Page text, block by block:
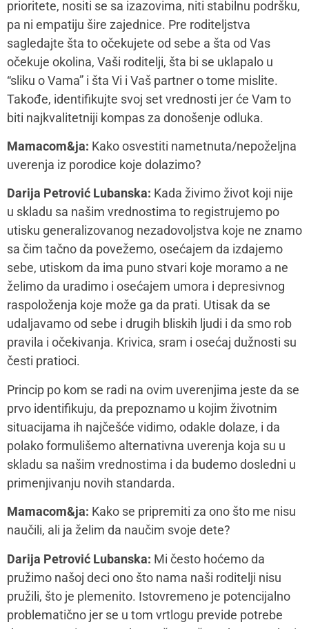
udaljavamo od sebe i drugih bliskih ljudi i da smo rob
pravila i očekivanja. Krivica, sram i osećaj dužnosti su
česti pratioci.
Princip po kom se radi na ovim uverenjima jeste da se
prvo identifikuju, da prepoznamo u kojim životnim
situacijama ih najčešće vidimo, odakle dolaze, i da
skladu sa našim vrednostima i da budemo dosledni u
primenjivanju novih standarda.
Mamacom&ja: Kako se pripremiti za ono što me nisu
naučili, ali ja želim da naučim svoje dete?
Darija Petrović Lubanska: Mi često hoćemo da
pružimo našoj deci ono što nama naši roditelji nisu
pružili, što je plemenito. Istovremeno je potencijalno
problematično jer se u tom vrtlogu previde potrebe
deteta. Krenite prvo od toga šta Vašem detetu treba i
kako Vi to najbolje možete da mu date (na primer, da li
Vi želite da Vam dete svira klavir jer Vi kao mali niste
Ako prepoznate da su detetu potrebne veštine koje Vi
nemate (recimo emocionalna regulacija, postavljanje
granica) imamo dva potencijalna puta. Vi možete da
osigurate da sami naučite te veštine (kroz kurseve,
psihoterapiju, rad na sebi, menjanjem svojih brazaca),
budete izbor novog znanja. Drugi put jeste da
ponudite detetu druge izvore znanja poput radionica,
stručnjaka za rad sa decom, edukativnih slikovnica,
igračaka i filmova.
Sasvim je u redu da vežbate da pustite dete da bude
ljuto ili da priča o svojim strahovima, iako recimo to